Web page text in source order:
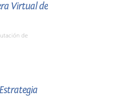
Virtual de
de